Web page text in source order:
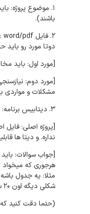
1. موضوع پروژه:
باشند).
2. فایل word/pdf : توی فایل باید توضیحات پروژه نوشته شده باشه.
دوتا مورد رو باید
[مورد اول: باید
مشکلات و مواردی
3. دیتابیس برنامه: دو قسمت اصلی باید داشته باشه.
[پروژه اصلی:
نداره. و دیتا ها
هرجوری که میخواد
شکلی دیگه اون 20 سوال رو جواب بده.]
(حتما دقت کنید که